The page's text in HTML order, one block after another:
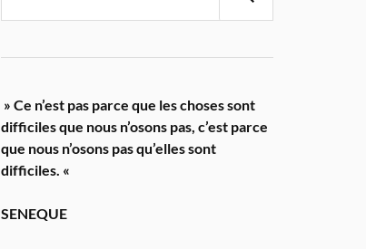
» Ce n’est pas parce que les choses sont
difficiles que nous n’osons pas, c’est parce
que nous n’osons pas qu’elles sont
difficiles. «
SENEQUE